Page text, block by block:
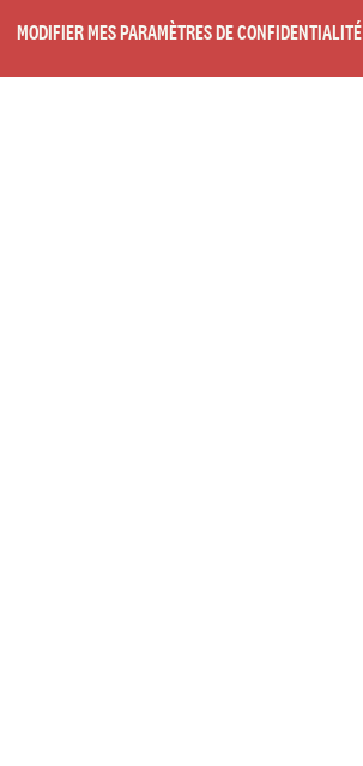
MODIFIER MES PARAMÈTRES DE CONFIDENTIALITÉ